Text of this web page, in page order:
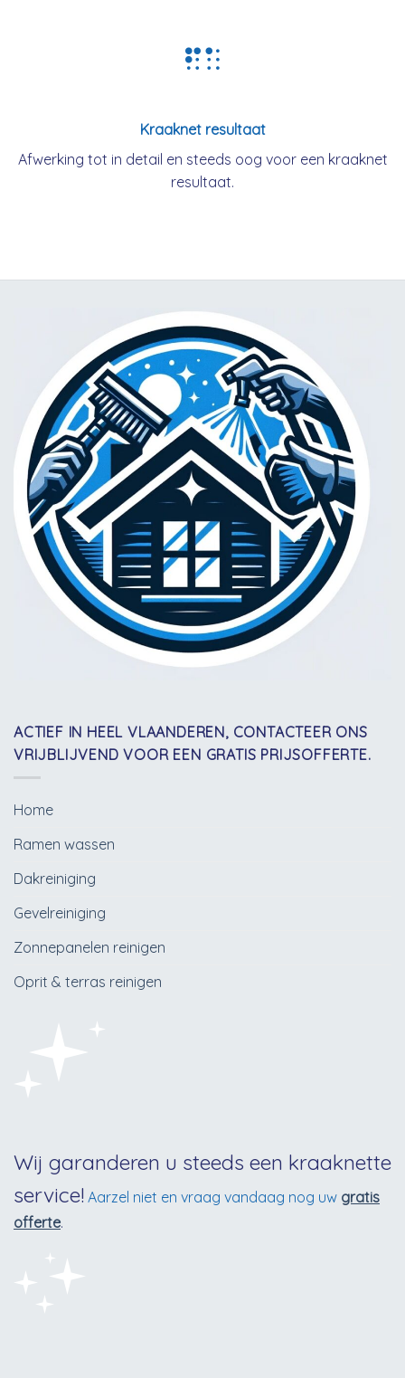
Kraaknet resultaat
Afwerking tot in detail en steeds oog voor een kraaknet
resultaat.
ACTIEF IN HEEL VLAANDEREN, CONTACTEER ONS
VRIJBLIJVEND VOOR EEN GRATIS PRIJSOFFERTE.
Home
Ramen wassen
Dakreiniging
Gevelreiniging
Zonnepanelen reinigen
Oprit & terras reinigen
Wij garanderen u steeds een kraaknette
service! Aarzel niet en vraag vandaag nog uw gratis
offerte.